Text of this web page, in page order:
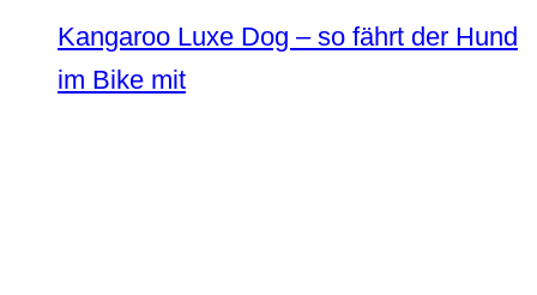
Kangaroo Luxe Dog – so fährt der Hund
im Bike mit